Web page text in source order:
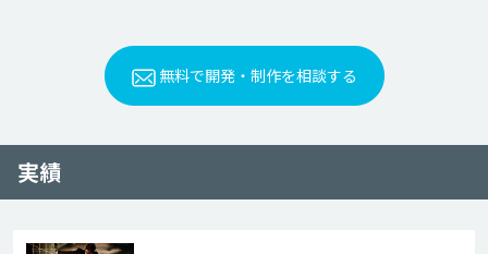
無料で開発・制作を相談する
実績